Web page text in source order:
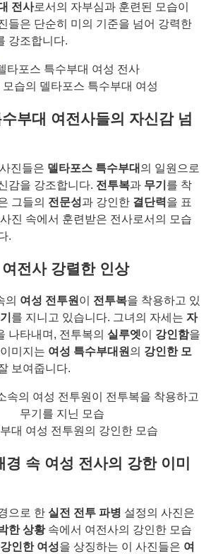
전사로서의 자부심과 훈련된 모습이
들은 단순히 미의 기준을 넘어 강력한
강조합니다.
모습의 델타포스 특수부대 여성
부대 여전사들의 자신감 넘
진들은 델타포스 특수부대 의 일원으로
감을 강조합니다. 전투복과 무기 를 착
그들의 전문성과 강인한 결단력 을 표
진 속에서 훈련받은 전사로서의 모습
.
전사 강렬한 인상
의 여성 전투원 이 전투복을 착용하고 있
를 지니고 있습니다. 그녀의 자세는 자
나타내며, 전투복의 실루엣이 강인함을
미지는 여성 특수부대원 의 강인한 모
보여줍니다.
대 여성 전투원의 강인한 모습
경 속 여성 전사의 강한 이미
으로 한 실전 전투 파병 설정의 사진은
한 상황속에서 여전사의 강인한 모습
강인한 여성을 상징하는 이 사진들은 여